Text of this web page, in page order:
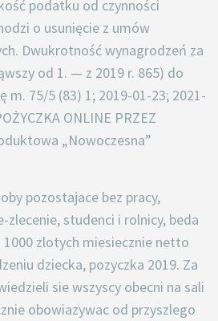
podatku od czynności
o usunięcie z umów
Dwukrotność wynagrodzeń za
od 1. — z 2019 r. 865) do
m. 75/5 (83) 1; 2019-01-23; 2021-
ONLINE PRZEZ
„Nowoczesna”
pozostajace bez pracy,
zlecenie, studenci i rolnicy, beda
zlotych miesiecznie netto
dziecka, pozyczka 2019. Za
sie wszyscy obecni na sali
obowiazywac od przyszlego